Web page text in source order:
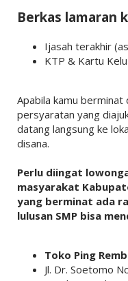
Berkas lamaran
Ijasah terakhir
KTP & Kartu
Apabila kamu berminat
persyaratan yang
datang langsung ke
disana.
Perlu diingat
masyarakat
yang berminat ada
lulusan SMP bisa
Toko Ping
Jl. Dr. Soetomo